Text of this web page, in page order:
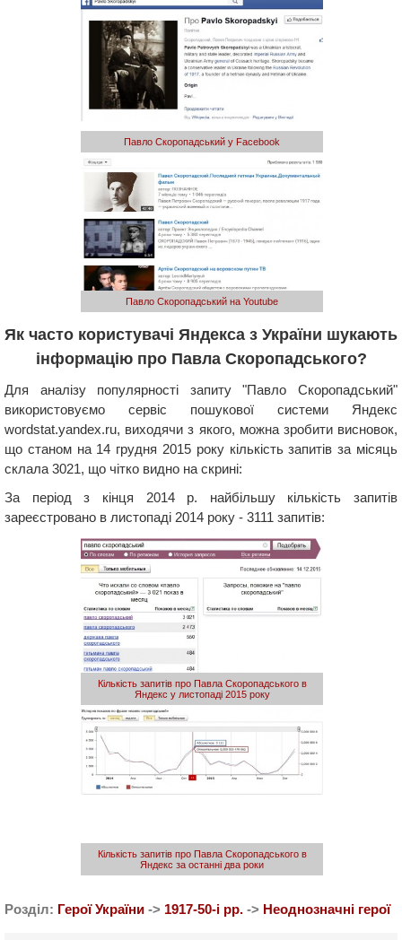
Павло Скоропадський у Facebook
Павло Скоропадський на Youtube
Як часто користувачі Яндекса з України шукають
інформацію про Павла Скоропадського?
Для аналізу популярності запиту "Павло Скоропадський"
використовуємо сервіс пошукової системи Яндекс
wordstat.yandex.ru, виходячи з якого, можна зробити висновок,
що станом на 14 грудня 2015 року кількість запитів за місяць
склала 3021, що чітко видно на скрині:
За період з кінця 2014 р. найбільшу кількість запитів
зареєстровано в листопаді 2014 року - 3111 запитів:
Кількість запитів про Павла Скоропадського в
Яндекс у листопаді 2015 року
Кількість запитів про Павла Скоропадського в
Яндекс за останні два роки
Розділ: Герої України -> 1917-50-i рр. -> Неоднозначні герої